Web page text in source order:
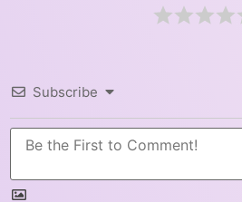
Subscribe